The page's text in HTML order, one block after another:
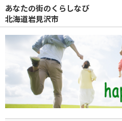
あなたの街のくらしなび
北海道岩見沢市